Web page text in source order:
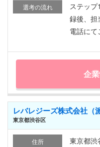
選考の流れ
ステッ
録後、担
電話にて
企
レバレジーズ株式会社（
東京都渋谷区
住所
東京都渋